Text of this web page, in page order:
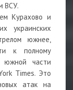
ВСУ.
Курахово и
украинских
южнее,
к полному
южной части
Times. Это
атак на